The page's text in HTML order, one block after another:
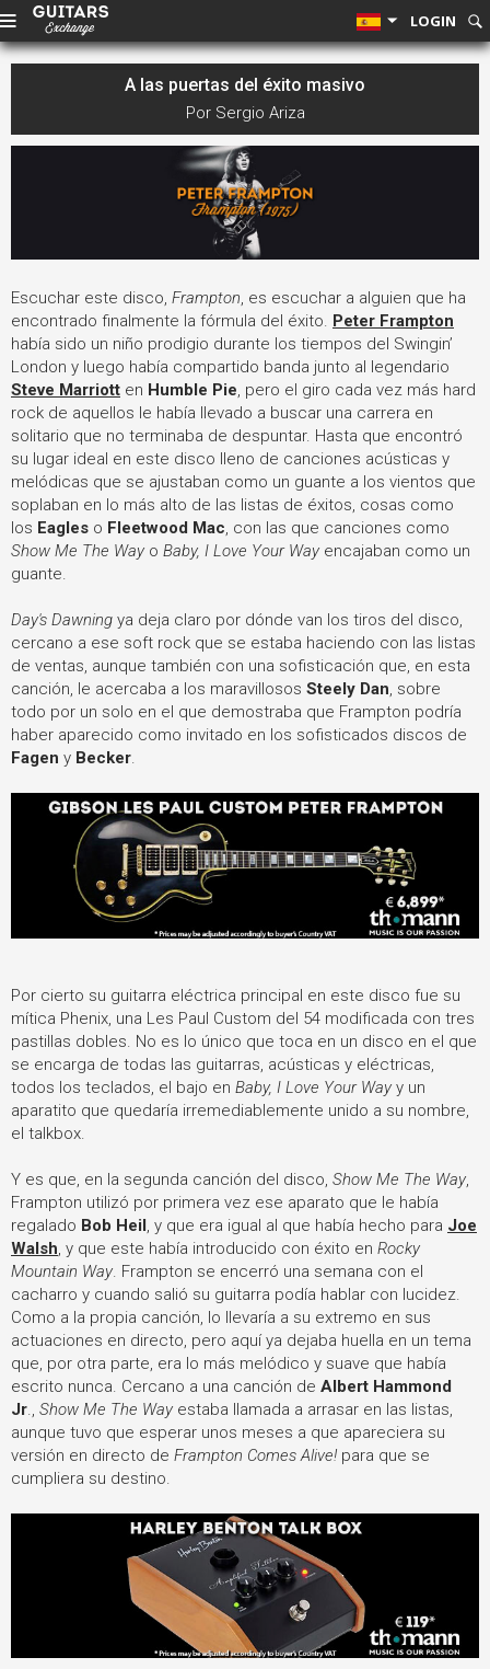
LOGIN
A las puertas del éxito masivo
Por Sergio Ariza
Escuchar este disco, Frampton, es escuchar a alguien que ha
encontrado finalmente la fórmula del éxito. Peter Frampton
había sido un niño prodigio durante los tiempos del Swingin’
London y luego había compartido banda junto al legendario
Steve Marriott en Humble Pie, pero el giro cada vez más hard
rock de aquellos le había llevado a buscar una carrera en
solitario que no terminaba de despuntar. Hasta que encontró
su lugar ideal en este disco lleno de canciones acústicas y
melódicas que se ajustaban como un guante a los vientos que
soplaban en lo más alto de las listas de éxitos, cosas como
los Eagles o Fleetwood Mac, con las que canciones como
Show Me The Way o Baby, I Love Your Way encajaban como un
guante.
Day's Dawning ya deja claro por dónde van los tiros del disco,
cercano a ese soft rock que se estaba haciendo con las listas
de ventas, aunque también con una sofisticación que, en esta
canción, le acercaba a los maravillosos Steely Dan, sobre
todo por un solo en el que demostraba que Frampton podría
haber aparecido como invitado en los sofisticados discos de
Fagen y Becker.
Por cierto su guitarra eléctrica principal en este disco fue su
mítica Phenix, una Les Paul Custom del 54 modificada con tres
pastillas dobles. No es lo único que toca en un disco en el que
se encarga de todas las guitarras, acústicas y eléctricas,
todos los teclados, el bajo en Baby, I Love Your Way y un
aparatito que quedaría irremediablemente unido a su nombre,
el talkbox.
Y es que, en la segunda canción del disco, Show Me The Way
Frampton utilizó por primera vez ese aparato que le había
regalado Bob Heil , y que era igual al que había hecho para Joe
Walsh , y que este había introducido con éxito en Rocky
Mountain Way . Frampton se encerró una semana con el
cacharro y cuando salió su guitarra podía hablar con lucidez.
Como a la propia canción, lo llevaría a su extremo en sus
actuaciones en directo, pero aquí ya dejaba huella en un tema
que, por otra parte, era lo más melódico y suave que había
escrito nunca. Cercano a una canción de Albert Hammond
Jr
Show Me The Way estaba llamada a arrasar en las listas,
aunque tuvo que esperar unos meses a que apareciera su
versión en directo de Frampton Comes Alive! para que se
cumpliera su destino.